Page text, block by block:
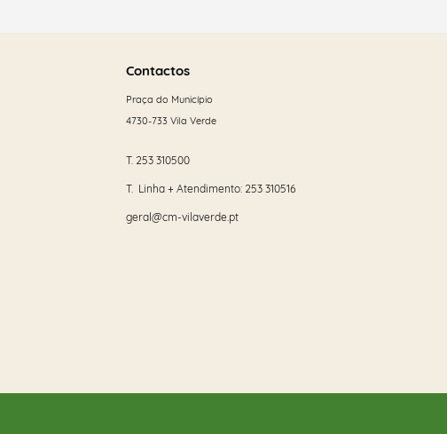
Categorias gerais
Contactos
Praça do Município
4730-733 Vila Verde
T. 253 310500
T. Linha + Atendimento: 253 310516
geral@cm-vilaverde.pt